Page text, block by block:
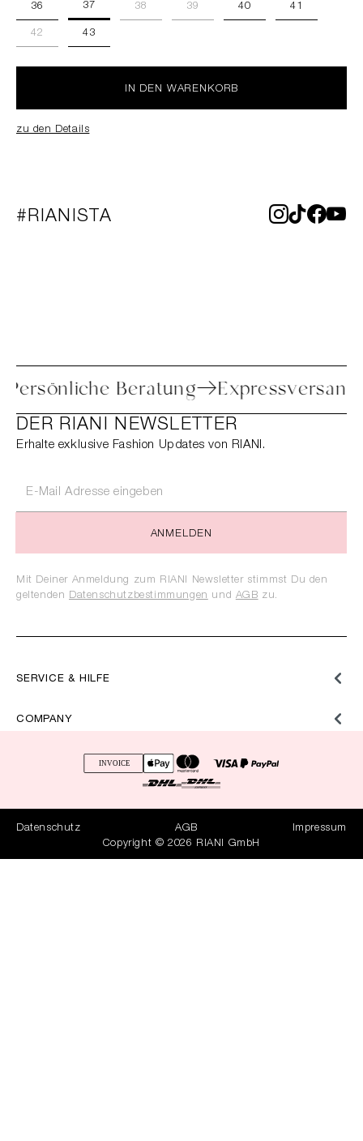
36 37 38 39 40 41
42 43
IN DEN WARENKORB
zu den Details
#RIANISTA
Persönliche Beratung
SERVICE & HILFE
COMPANY
DER RIANI NEWSLETTER
Erhalte exklusive Fashion Updates von RIANI.
ANMELDEN
Mit Deiner Anmeldung zum RIANI Newsletter stimmst Du den
geltenden Datenschutzbestimmungen und AGB zu.
Datenschutz AGB
Impressum
Copyright © 2026 RIANI GmbH